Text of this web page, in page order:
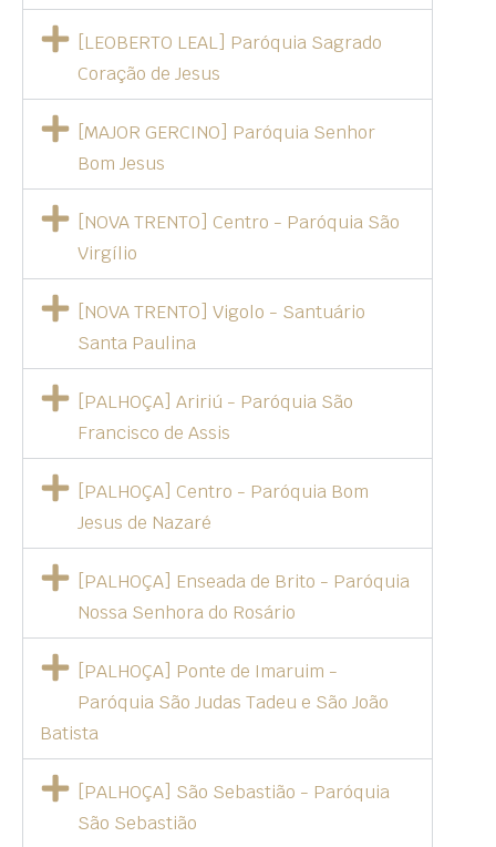
[LEOBERTO LEAL] Paróquia Sagrado
Coração de Jesus
[MAJOR GERCINO] Paróquia Senhor
Bom Jesus
[NOVA TRENTO] Centro - Paróquia São
Virgílio
[NOVA TRENTO] Vigolo - Santuário
Santa Paulina
[PALHOÇA] Aririú - Paróquia São
Francisco de Assis
[PALHOÇA] Centro - Paróquia Bom
Jesus de Nazaré
[PALHOÇA] Enseada de Brito - Paróquia
Nossa Senhora do Rosário
[PALHOÇA] Ponte de Imaruim -
Paróquia São Judas Tadeu e São João
Batista
[PALHOÇA] São Sebastião - Paróquia
São Sebastião